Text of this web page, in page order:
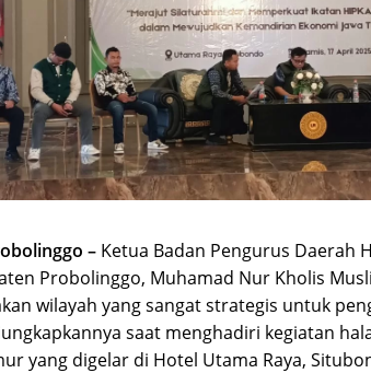
– Ketua Badan Pengurus Daerah
Probolinggo, Muhamad Nur Kholis
wilayah yang sangat strategis untuk
saat menghadiri kegiatan
yang digelar di Hotel Utama Raya,